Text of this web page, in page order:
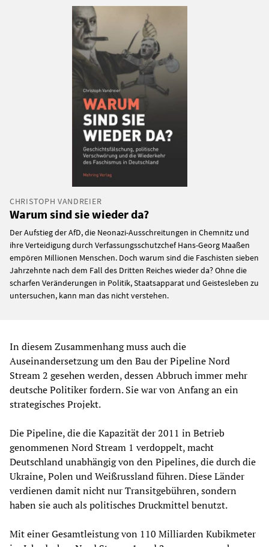
CHRISTOPH VANDREIER
Warum sind sie wieder da?
Der Aufstieg der AfD, die Neonazi-Ausschreitungen in Chemnitz und
ihre Verteidigung durch Verfassungsschutzchef Hans-Georg Maaßen
empören Millionen Menschen. Doch warum sind die Faschisten sieben
Jahrzehnte nach dem Fall des Dritten Reiches wieder da? Ohne die
scharfen Veränderungen in Politik, Staatsapparat und Geistesleben zu
untersuchen, kann man das nicht verstehen.
In diesem Zusammenhang muss auch die
Auseinandersetzung um den Bau der Pipeline Nord
Stream 2 gesehen werden, dessen Abbruch immer mehr
deutsche Politiker fordern. Sie war von Anfang an ein
strategisches Projekt.
Die Pipeline, die die Kapazität der 2011 in Betrieb
genommenen Nord Stream 1 verdoppelt, macht
Deutschland unabhängig von den Pipelines, die durch die
Ukraine, Polen und Weißrussland führen. Diese Länder
verdienen damit nicht nur Transitgebühren, sondern
haben sie auch als politisches Druckmittel benutzt.
Mit einer Gesamtleistung von 110 Milliarden Kubikmeter